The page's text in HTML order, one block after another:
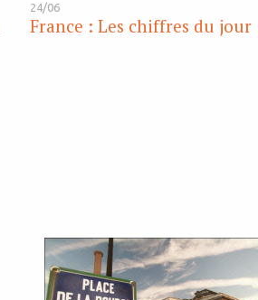
24/06
France : Les chiffres du jour